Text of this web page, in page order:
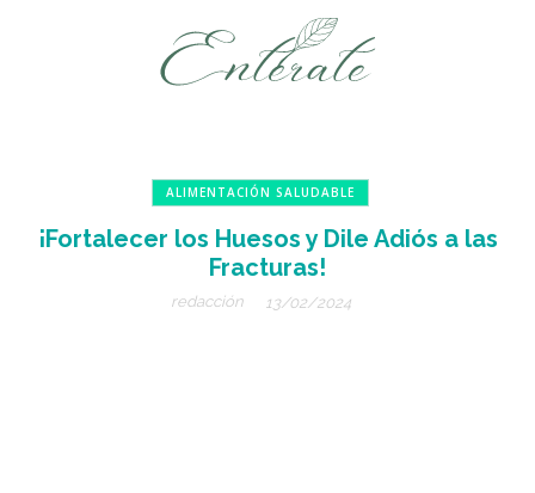
ALIMENTACIÓN SALUDABLE
¡Fortalecer los Huesos y Dile Adiós a las
Fracturas!
redacción 13/02/2024